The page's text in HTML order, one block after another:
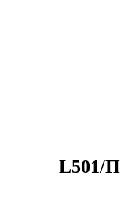
L501/П